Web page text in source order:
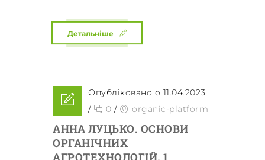
Детальніше
Опубліковано о 11.04.2023
/
0 / organic-platform
АННА ЛУЦЬКО. ОСНОВИ
ОРГАНІЧНИХ
АГРОТЕХНОЛОГІЙ. 1